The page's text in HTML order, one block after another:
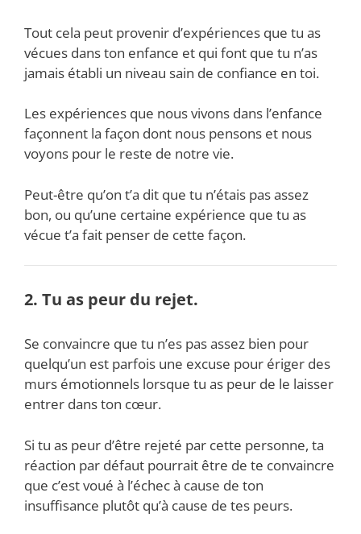
Tout cela peut provenir d’expériences que tu as
vécues dans ton enfance et qui font que tu n’as
jamais établi un niveau sain de confiance en toi.
Les expériences que nous vivons dans l’enfance
façonnent la façon dont nous pensons et nous
voyons pour le reste de notre vie.
Peut-être qu’on t’a dit que tu n’étais pas assez
bon, ou qu’une certaine expérience que tu as
vécue t’a fait penser de cette façon.
2. Tu as peur du rejet.
Se convaincre que tu n’es pas assez bien pour
quelqu’un est parfois une excuse pour ériger des
murs émotionnels lorsque tu as peur de le laisser
entrer dans ton cœur.
Si tu as peur d’être rejeté par cette personne, ta
réaction par défaut pourrait être de te convaincre
que c’est voué à l’échec à cause de ton
insuffisance plutôt qu’à cause de tes peurs.